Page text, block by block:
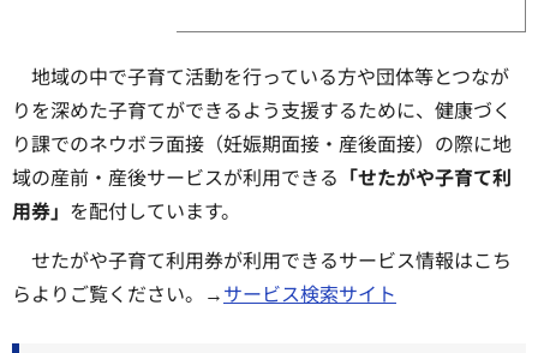
地域の中で子育て活動を行っている方や団体等とつなが
りを深めた子育てができるよう支援するために、健康づく
り課でのネウボラ面接（妊娠期面接・産後面接）の際に地
域の産前・産後サービスが利用できる 「せたがや子育て利
用券」 を配付しています。
せたがや子育て利用券が利用できるサービス情報はこち
らよりご覧ください。→サービス検索サイト